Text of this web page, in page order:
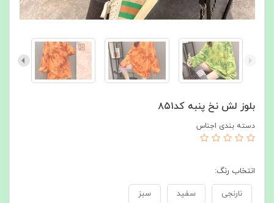
بلوز لش نخ پنبه کد۸۵۱
دسته بندی اجناس
انتخاب رنگ:
نارنجی سفید سبز